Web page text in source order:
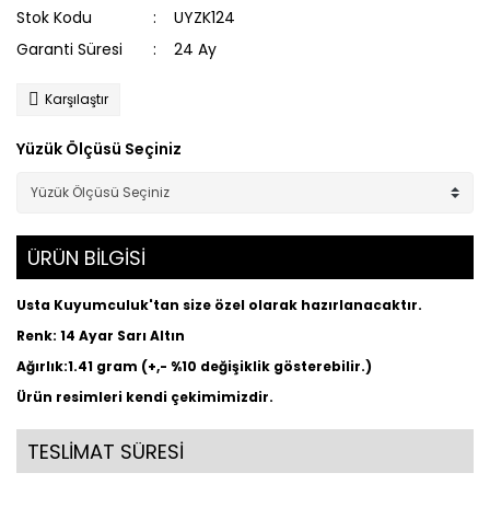
Stok Kodu
UYZK124
Garanti Süresi
24 Ay
Karşılaştır
Yüzük Ölçüsü Seçiniz
ÜRÜN BİLGİSİ
Usta Kuyumculuk'tan size özel olarak hazırlanacaktır.
Renk: 14 Ayar Sarı Altın
Ağırlık:1.41 gram (+,- %10 değişiklik gösterebilir.)
Ürün resimleri kendi çekimimizdir.
TESLİMAT SÜRESİ